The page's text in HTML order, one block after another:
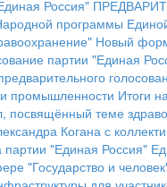
Россия"
программы
Новый
партии "Единая
промышленности Итоги
посвящённый теме
Когана с
"Единая Россия"
"Государство и